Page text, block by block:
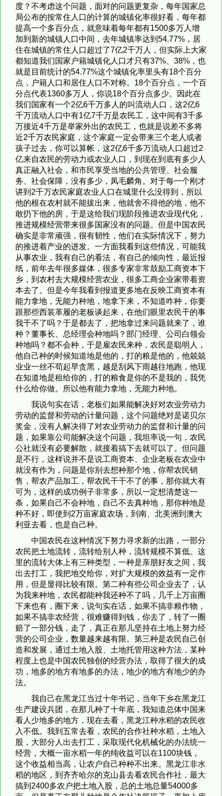
度？不考虑这个问题，面对的问题更复杂，每年国家总
局公布的按常住人口的计算的城镇化率很好看，每年都
提高一个多百分点，就意味着每年都有1500多万人增
加到新的城镇人口中间，去年城镇率达到54.77%，居
住在城镇的常住人口超过了7亿2千万人，但实际上大家
都知道我们国家户籍城镇化人口才只有37%、38%，也
就是目前统计的54.77%这个城镇化率里头有18个百分
点，户籍人口和居住人口不对称。18个百分点，一个百
分点代表1360多万人，你说18个百分点多少。因此在
我们国家有一个2亿6千万多人的叫流动人口，这2亿6
千万流动人口中有1亿7千万是农民工，这中间有3千多
万接近4千万是举家外出的农民工，也就是说差不多将
近2千万农民家庭，这个家庭一定会带来三个老人或者
孩子过去，你可以算帐，这2亿6千多万流动人口超过2
亿来自农民的劳动力或农业人口，到现在到底有多少人
真正融入社会，和市民享受当地的公共管理、社会服
务、社会保障，没有多少，凤毛麟角。对于每一个刚才
讲到2千万农民家庭农业人口在城里什么没得到，所以
他的根在农村就不能拔出来，他就舍不得他的地，他不
敢扔下他的房，于是这给我们现阶段推进农业现代化，
推进规模经营带来很多国家没有的问题。但是中国农民
确实是非常顽强，很有韧性，他们在实际情况下，努力
的推进着产业的进发。一方面我看到这些情况，可能我
从事农业，我有自己的看法，有自己的倾向性，最近报
纸，前年去年很多媒体，很多专家非常鼓励工商资本下
乡，到农村去大规模经营农业，很多工商企业家带着资
本去了。但是今年我看到报道更多地在反映工商资本有
能力拿地，无能力种地，地拿下来，不知道咋种，你要
跟那些西装革履的老板谈起来，在他们眼里农民干的事
我干不了吗？于是都去了，把地拿过来问题就来了，谁
种？董事长、总经理会种地吗？部门经理、公司白领会
种地吗？都不会种，于是雇农民来种，农民是聪明人，
他自己种的时候知道地是他的，打的粮是他的，他兢兢
业业一丝不苟起早贪黑，越是刮风下雨越往地跑，他现
在知道地是租给你的，打的粮食是你的不是我的，我凭
什么给你做。所以他有能力拿地，无能力种地。
我说句实在话，老板们如果能解决好对农业劳动力
劳动的监督和劳动的计量问题，这个问题绝对是诺贝尔
奖金，没有人解决得了对农业劳动力的监督和计量的问
题，如果靠公司能解决这个问题，我坦率说一句，农民
公社就没有必要解散，就接着搞下去就可以了。但问题
是不行，这样说并不是说工商资本、企业老板在农业中
就没有作为，问题是你别去想种那个地，你帮农民销
售，帮农产品加工，帮农民干干不了的事，那你就大有
可为，这样的成功例子非常多，所以一定想清楚这一
条，如果自己不会种地，自己不去真种地，那你种地是
种不好，即使到2万亩家庭农场，到南、北美洲到澳大
利亚去看，也是自己种。
中国农民在这种情况下努力寻求新的出路，一部分
农民把土地流转，流转给别人种，流转规模不算低。这
里的流转大体上有三种类型，一种是亲朋好友之间，我
出去打工，我把地交给你，对扩大规模的效益有一定作
用，但是显得比较有限。第二种有些公司企业去了，认
为我来种地，农民都能种我还种不了吗，几千上万亩圈
下来也有，圈下来，说句实在话，如果不搞非粮作物，
如果不搞非农经营，很难赚得到钱，你去了，转了一圈
赔了一部分钱，走了，真正在那儿坚持在土地上努力经
营的公司企业，数量越来越有限。第三种是农民自己创
造和发展，通过土地入股、土地托管用这种方法，某种
程度上也是中国农民独创的经营办法，取得了很大的成
功，地多的地方有地多的办法，地少的地方有地少的办
法。
我自己在黑龙江当过十年书记，当年下乡在黑龙江
生产建设兵团，在那儿种了十年底，我知道总体中国来
看人少地多的地方，现在去看，黑龙江种水稻的农民收
入不低。我到五常去看，农民的合作社种水稻，土地入
股，大部分人出去打工，采取现代化机械化的办法统一
经营，大概一亩水稻一年的纯收益可以在1100块钱，
这个收益相当高，让农户自己种种不出来。黑龙江非水
稻的地区，到齐齐哈尔的克山县去看农民合作社，最大
搞到2400多农户把土地入股，总的土地总量54000多